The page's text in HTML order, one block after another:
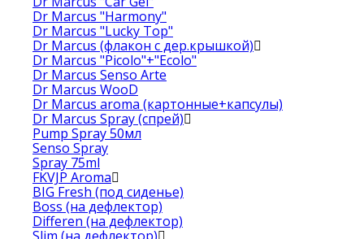
Dr Marcus "Harmony"
Dr Marcus "Lucky Top"
Dr Marcus (флакон с дер.крышкой)
Dr Marcus "Picolo"+"Ecolo"
Dr Marcus Senso Arte
Dr Marcus WooD
Dr Marcus aroma (картонные+капсулы)
Dr Marcus Spray (спрей)
Pump Spray 50мл
Senso Spray
Spray 75ml
FKVJP Aroma
BIG Fresh (под сиденье)
Boss (на дефлектор)
Differen (на дефлектор)